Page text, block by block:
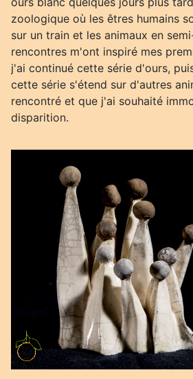
zoologique où les êtres humains
sur un train et les animaux en
rencontres m'ont inspiré mes
j'ai continué cette série d'ours,
cette série s'étend sur d'autres
rencontré et que j'ai souhaité
disparition.